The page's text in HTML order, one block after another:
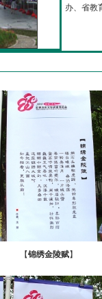
办、省教
【锦绣金陵赋】